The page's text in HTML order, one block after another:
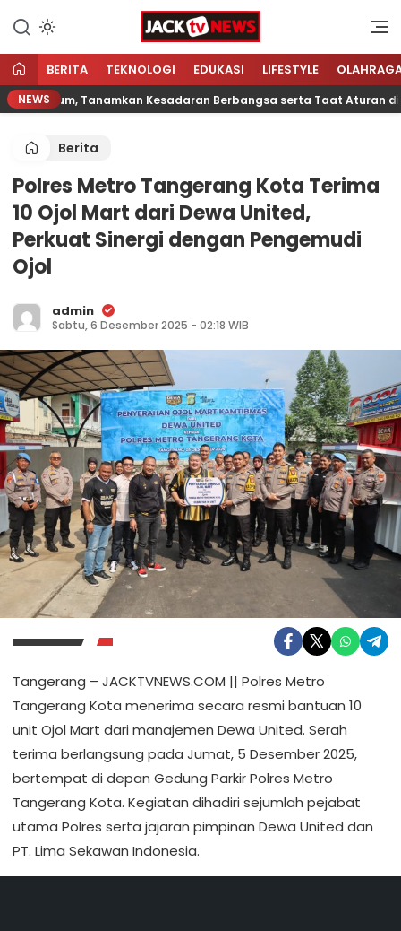
konten
Jacktvnews.com
Sumber Referensi Terpercaya
BERITA TEKNOLOGI EDUKASI LIFESTYLE
NEWS
Hukum, Tanamkan Kesadaran Berbangsa serta Taat Aturan di
Berita
Polres Metro Tangerang Kota Terima
10 Ojol Mart dari Dewa United,
Perkuat Sinergi dengan Pengemudi
Ojol
admin
Sabtu, 6 Desember 2025 - 02:18 WIB
Tangerang – JACKTVNEWS.COM || Polres Metro
Tangerang Kota menerima secara resmi bantuan 10
unit Ojol Mart dari manajemen Dewa United. Serah
terima berlangsung pada Jumat, 5 Desember 2025,
bertempat di depan Gedung Parkir Polres Metro
Tangerang Kota. Kegiatan dihadiri sejumlah pejabat
utama Polres serta jajaran pimpinan Dewa United dan
PT. Lima Sekawan Indonesia.